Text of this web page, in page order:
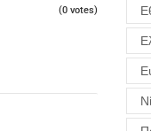
(0 votes)